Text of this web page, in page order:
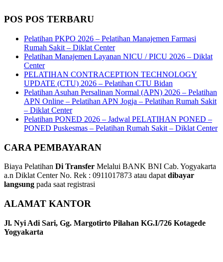
POS POS TERBARU
Pelatihan PKPO 2026 – Pelatihan Manajemen Farmasi
Rumah Sakit – Diklat Center
Pelatihan Manajemen Layanan NICU / PICU 2026 – Diklat
Center
PELATIHAN CONTRACEPTION TECHNOLOGY
UPDATE (CTU) 2026 – Pelatihan CTU Bidan
Pelatihan Asuhan Persalinan Normal (APN) 2026 – Pelatihan
APN Online – Pelatihan APN Jogja – Pelatihan Rumah Sakit
– Diklat Center
Pelatihan PONED 2026 – Jadwal PELATIHAN PONED –
PONED Puskesmas – Pelatihan Rumah Sakit – Diklat Center
CARA PEMBAYARAN
Biaya Pelatihan Di Transfer Melalui BANK BNI Cab. Yogyakarta
a.n Diklat Center No. Rek : 0911017873 atau dapatdibayar
langsung pada saat registrasi
ALAMAT KANTOR
Jl. Nyi Adi Sari, Gg. Margotirto Pilahan KG.I/726 Kotagede
Yogyakarta